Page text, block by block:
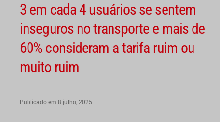
3 em cada 4 usuários se sentem
inseguros no transporte e mais de
60% consideram a tarifa ruim ou
muito ruim
Publicado em 8 julho, 2025